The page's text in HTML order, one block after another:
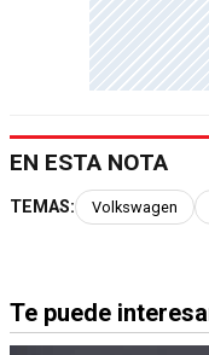
EN ESTA NOTA
TEMAS: Volkswagen